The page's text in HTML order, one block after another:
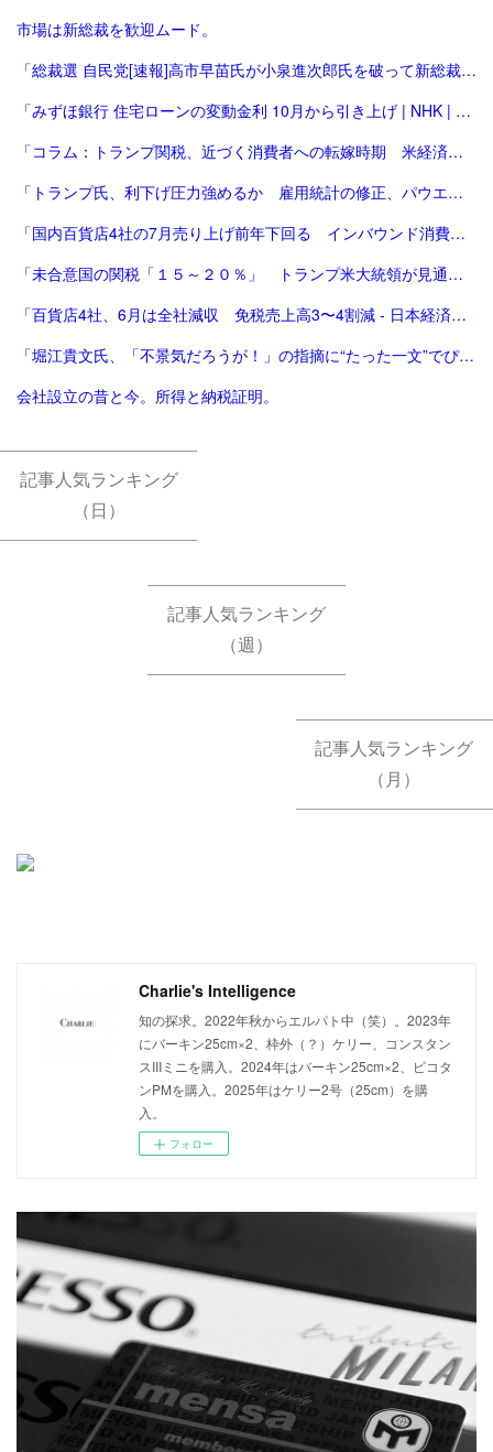
市場は新総裁を歓迎ムード。
「総裁選 自民党[速報]高市早苗氏が小泉進次郎氏を破って新総裁、会見で「景色変える」初の女性首相が誕生か : 読売新聞」
「みずほ銀行 住宅ローンの変動金利 10月から引き上げ | NHK | 金融」
「コラム：トランプ関税、近づく消費者への転嫁時期 米経済にどう影響 | ロイター」
「トランプ氏、利下げ圧力強めるか 雇用統計の修正、パウエル氏に逆風 [トランプ再来][トランプ関税]：朝日新聞」
「国内百貨店4社の7月売り上げ前年下回る インバウンド消費減で | ロイター」
「未合意国の関税「１５～２０％」 トランプ米大統領が見通し：時事ドットコム」
「百貨店4社、6月は全社減収 免税売上高3〜4割減 - 日本経済新聞」
「堀江貴文氏、「不景気だろうが！」の指摘に“たった一文”でぴしゃり回答 反響続々 - 芸能 : 日刊スポーツ」
会社設立の昔と今。所得と納税証明。
記事人気ランキング
（日）
記事人気ランキング
（週）
記事人気ランキング
（月）
Charlie's Intelligence
知の探求。2022年秋からエルパト中（笑）。2023年
にバーキン25cm×2、枠外（？）ケリー、コンスタン
スIIIミニを購入。2024年はバーキン25cm×2、ピコタ
ンPMを購入。2025年はケリー2号（25cm）を購
入。
フォロー